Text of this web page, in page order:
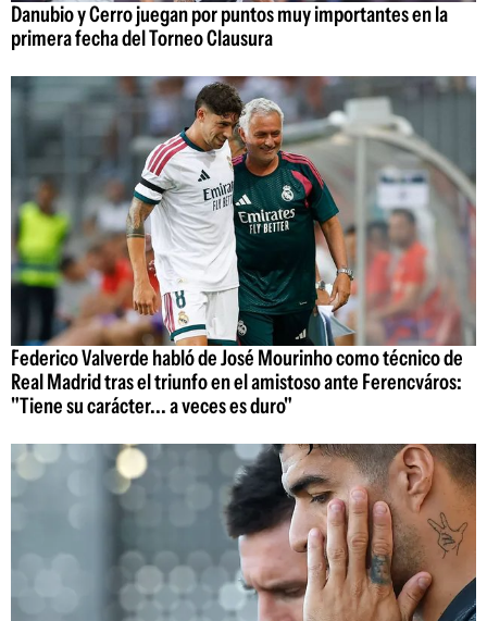
Danubio y Cerro juegan por puntos muy importantes en la
primera fecha del Torneo Clausura
Federico Valverde habló de José Mourinho como técnico de
Real Madrid tras el triunfo en el amistoso ante Ferencváros:
"Tiene su carácter... a veces es duro"